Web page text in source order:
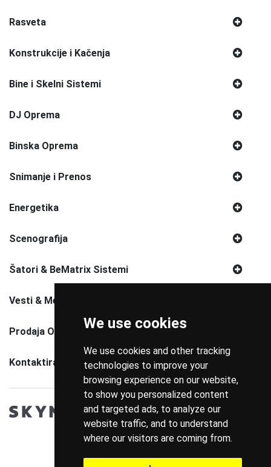
We use cookies
We use cookies and other tracking
technologies to improve your
browsing experience on our website,
to show you personalized content
and targeted ads, to analyze our
website traffic, and to understand
where our visitors are coming from.
Rasveta
Konstrukcije i Kačenja
Bine i Skelni Sistemi
DJ Oprema
Binska Oprema
Snimanje i Prenos
Energetika
Scenografija
Šatori & BeMatrix Sistemi
Vesti & Media
Prodaja Opreme
Kontaktirajte Nas